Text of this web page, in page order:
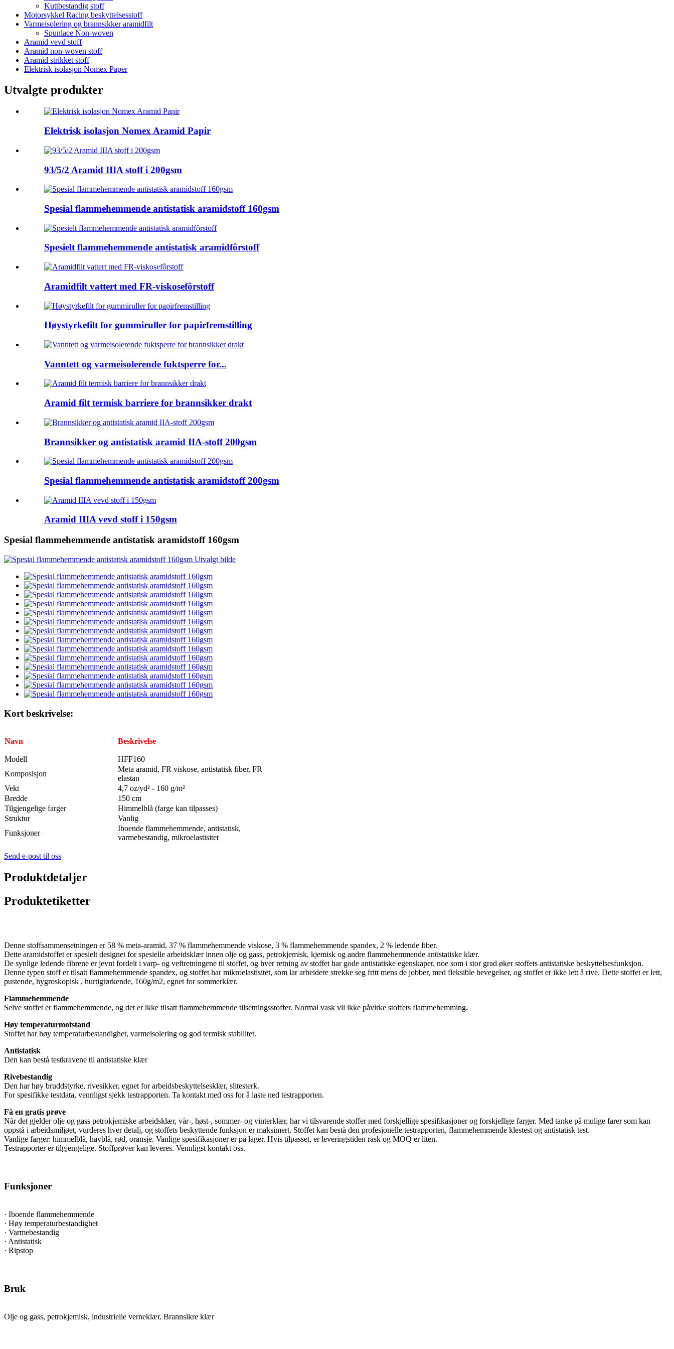
Kuttbestandig stoff
Motorsykkel Racing beskyttelsesstoff
Varmeisolering og brannsikker aramidfilt
Spunlace Non-woven
Aramid vevd stoff
Aramid non-woven stoff
Aramid strikket stoff
Elektrisk isolasjon Nomex Paper
Utvalgte produkter
Elektrisk isolasjon Nomex Aramid Papir
93/5/2 Aramid IIIA stoff i 200gsm
Spesial flammehemmende antistatisk aramidstoff 160gsm
Spesielt flammehemmende antistatisk aramidfôrstoff
Aramidfilt vattert med FR-viskosefôrstoff
Høystyrkefilt for gummiruller for papirfremstilling
Vanntett og varmeisolerende fuktsperre for...
Aramid filt termisk barriere for brannsikker drakt
Brannsikker og antistatisk aramid IIA-stoff 200gsm
Spesial flammehemmende antistatisk aramidstoff 200gsm
Aramid IIIA vevd stoff i 150gsm
Spesial flammehemmende antistatisk aramidstoff 160gsm
Kort beskrivelse:
Navn Beskrivelse
Modell
HFF160
Komposisjon
Meta aramid, FR viskose, antistatisk fiber, FR
elastan
Vekt
4,7 oz/yd² - 160 g/m²
Bredde
150 cm
Tilgjengelige farger
Himmelblå (farge kan tilpasses)
Struktur
Vanlig
Funksjoner
Iboende flammehemmende, antistatisk,
varmebestandig, mikroelastisitet
Send e-post til oss
Produktdetaljer
Produktetiketter
Denne stoffsammensetningen er 58 % meta-aramid, 37 % flammehemmende viskose, 3 % flammehemmende spandex, 2 % ledende fiber.
Dette aramidstoffet er spesielt designet for spesielle arbeidsklær innen olje og gass, petrokjemisk, kjemisk og andre flammehemmende antistatiske klær.
De synlige ledende fibrene er jevnt fordelt i varp- og veftretningene til stoffet, og hver retning av stoffet har gode antistatiske egenskaper, noe som i stor grad øker stoffets antistatiske beskyttelsesfunksjon.
Denne typen stoff er tilsatt flammehemmende spandex, og stoffet har mikroelastisitet, som lar arbeidere strekke seg fritt mens de jobber, med fleksible bevegelser, og stoffet er ikke lett å rive. Dette stoffet er lett,
pustende, hygroskopisk , hurtigtørkende, 160g/m2, egnet for sommerklær.
Flammehemmende
Selve stoffet er flammehemmende, og det er ikke tilsatt flammehemmende tilsetningsstoffer. Normal vask vil ikke påvirke stoffets flammehemming.
Høy temperaturmotstand
Stoffet har høy temperaturbestandighet, varmeisolering og god termisk stabilitet.
Antistatisk
Den kan bestå testkravene til antistatiske klær
Rivebestandig
Den har høy bruddstyrke, rivesikker, egnet for arbeidsbeskyttelsesklær, slitesterk.
For spesifikke testdata, vennligst sjekk testrapporten. Ta kontakt med oss ​​for å laste ned testrapporten.
Få en gratis prøve
Når det gjelder olje og gass petrokjemiske arbeidsklær, vår-, høst-, sommer- og vinterklær, har vi tilsvarende stoffer med forskjellige spesifikasjoner og forskjellige farger. Med tanke på mulige farer som kan
oppstå i arbeidsmiljøet, vurderes hver detalj, og stoffets beskyttende funksjon er maksimert. Stoffet kan bestå den profesjonelle testrapporten, flammehemmende klestest og antistatisk test.
Vanlige farger: himmelblå, havblå, rød, oransje. Vanlige spesifikasjoner er på lager. Hvis tilpasset, er leveringstiden rask og MOQ er liten.
Testrapporter er tilgjengelige. Stoffprøver kan leveres. Vennligst kontakt oss.
Funksjoner
· Iboende flammehemmende
· Høy temperaturbestandighet
· Varmebestandig
· Antistatisk
· Ripstop
Bruk
Olje og gass, petrokjemisk, industrielle verneklær. Brannsikre klær